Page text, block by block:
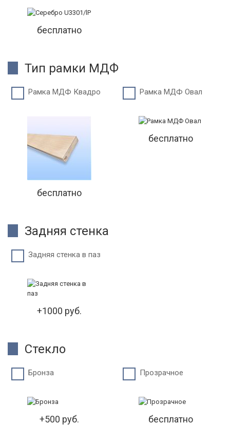
бесплатно
Тип рамки МДФ
Рамка МДФ Квадро
бесплатно
Рамка МДФ Овал
бесплатно
Задняя стенка
Задняя стенка в паз
+1000 руб.
Стекло
Бронза
+500 руб.
Прозрачное
бесплатно